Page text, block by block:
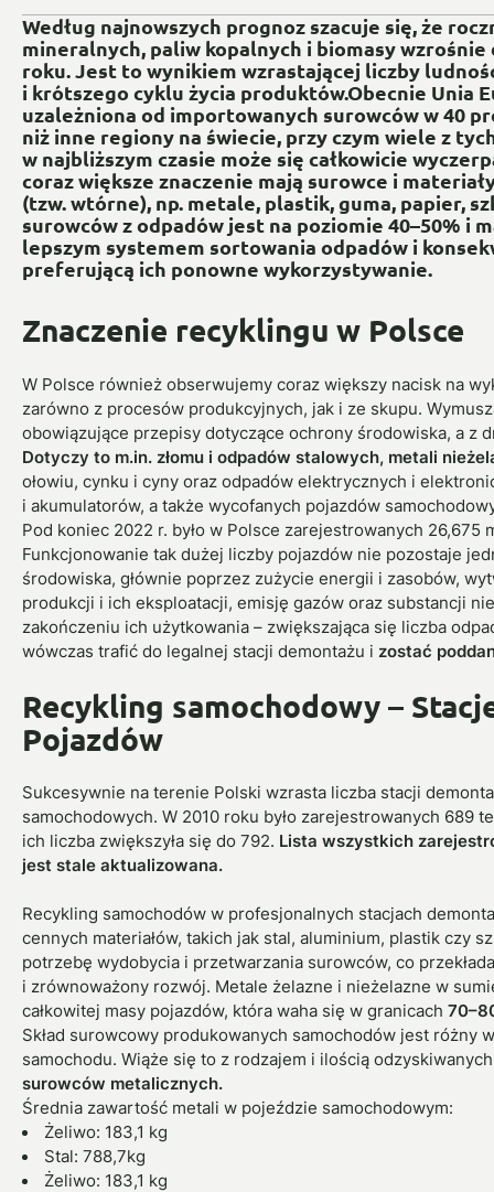
Według najnowszych prognoz szacuje się, że
mineralnych, paliw kopalnych i biomasy
roku. Jest to wynikiem wzrastającej liczby
i krótszego cyklu życia produktów.Obecnie Unia
uzależniona od importowanych surowców w 40
niż inne regiony na świecie, przy czym wiele z
w najbliższym czasie może się całkowicie
coraz większe znaczenie mają surowce i
(tzw. wtórne), np. metale, plastik, guma, papier,
surowców z odpadów jest na poziomie 40–50% i
lepszym systemem sortowania odpadów i
preferującą ich ponowne wykorzystywanie.
Znaczenie recyklingu w Polsce
W Polsce również obserwujemy coraz większy nacisk na
zarówno z procesów produkcyjnych, jak i ze skupu.
obowiązujące przepisy dotyczące ochrony środowiska, a z
Dotyczy to m.in. złomu i odpadów stalowych, metali
ołowiu, cynku i cyny oraz odpadów elektrycznych i
i akumulatorów, a także wycofanych pojazdów
Pod koniec 2022 r. było w Polsce zarejestrowanych 26,675
Funkcjonowanie tak dużej liczby pojazdów nie pozostaje
środowiska, głównie poprzez zużycie energii i zasobów,
produkcji i ich eksploatacji, emisję gazów oraz substancji
zakończeniu ich użytkowania – zwiększająca się liczba
wówczas trafić do legalnej stacji demontażu i zostać
Recykling samochodowy –
Pojazdów
Sukcesywnie na terenie Polski wzrasta liczba stacji
samochodowych. W 2010 roku było zarejestrowanych 689
ich liczba zwiększyła się do 792. Lista wszystkich
jest stale aktualizowana.
Recykling samochodów w profesjonalnych stacjach
cennych materiałów, takich jak stal, aluminium, plastik czy
potrzebę wydobycia i przetwarzania surowców, co
i zrównoważony rozwój. Metale żelazne i nieżelazne w
całkowitej masy pojazdów, która waha się w granicach
Skład surowcowy produkowanych samochodów jest różny
samochodu. Wiąże się to z rodzajem i ilością
surowców metalicznych.
Średnia zawartość metali w pojeździe samochodowym:
Żeliwo: 183,1 kg
Stal: 788,7kg
Żeliwo: 183,1 kg